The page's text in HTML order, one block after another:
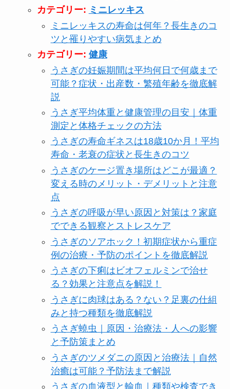
カテゴリー: ミニレッキス
ミニレッキスの寿命は何年？長生きのコ
ツと罹りやすい病気まとめ
カテゴリー: 健康
うさぎの妊娠期間は平均何日で何歳まで
可能？症状・出産数・繁殖年齢を徹底解
説
うさぎ平均体重と健康管理の目安｜体重
測定と体格チェックの方法
うさぎの寿命ギネスは18歳10か月！平均
寿命・老衰の症状と長生きのコツ
うさぎのケージ置き場所はどこが最適？
変える時のメリット・デメリットと注意
点
うさぎの呼吸が早い原因と対策は？家庭
でできる観察とストレスケア
うさぎのソアホック！初期症状から重症
例の治療・予防のポイントを徹底解説
うさぎの下痢はビオフェルミンで治せ
る？効果と注意点を解説！
うさぎに肉球はある？ない？足裏の仕組
みと持つ種類を徹底解説
うさぎ蟯虫｜原因・治療法・人への影響
と予防策まとめ
うさぎのツメダニの原因と治療法｜自然
治癒は可能？予防法まで解説
うさぎの血液型と輸血｜種類や検査でき